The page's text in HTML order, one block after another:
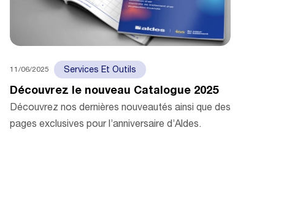
11/06/2025 Services Et Outils
Découvrez le nouveau Catalogue 2025
Découvrez nos dernières nouveautés ainsi que des
pages exclusives pour l’anniversaire d’Aldes.